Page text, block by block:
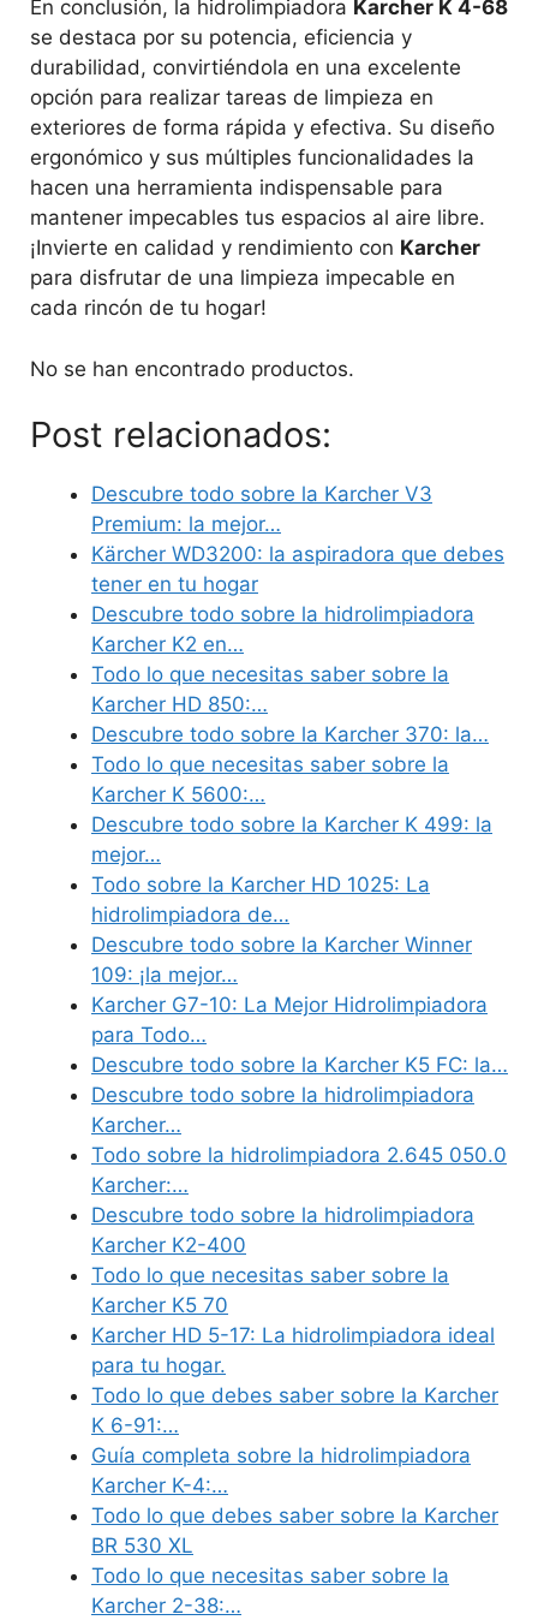
En conclusión, la hidrolimpiadora Karcher K 4-68
se destaca por su potencia, eficiencia y
durabilidad, convirtiéndola en una excelente
opción para realizar tareas de limpieza en
exteriores de forma rápida y efectiva. Su diseño
ergonómico y sus múltiples funcionalidades la
hacen una herramienta indispensable para
mantener impecables tus espacios al aire libre.
¡Invierte en calidad y rendimiento con Karcher
para disfrutar de una limpieza impecable en
cada rincón de tu hogar!
No se han encontrado productos.
Post relacionados:
Descubre todo sobre la Karcher V3
Premium: la mejor…
Kärcher WD3200: la aspiradora que debes
tener en tu hogar
Descubre todo sobre la hidrolimpiadora
Karcher K2 en…
Todo lo que necesitas saber sobre la
Karcher HD 850:…
Descubre todo sobre la Karcher 370: la…
Todo lo que necesitas saber sobre la
Karcher K 5600:…
Descubre todo sobre la Karcher K 499: la
mejor…
Todo sobre la Karcher HD 1025: La
hidrolimpiadora de…
Descubre todo sobre la Karcher Winner
109: ¡la mejor…
Karcher G7-10: La Mejor Hidrolimpiadora
para Todo…
Descubre todo sobre la Karcher K5 FC: la…
Descubre todo sobre la hidrolimpiadora
Karcher…
Todo sobre la hidrolimpiadora 2.645 050.0
Karcher:…
Descubre todo sobre la hidrolimpiadora
Karcher K2-400
Todo lo que necesitas saber sobre la
Karcher K5 70
Karcher HD 5-17: La hidrolimpiadora ideal
para tu hogar.
Todo lo que debes saber sobre la Karcher
K 6-91:…
Guía completa sobre la hidrolimpiadora
Karcher K-4:…
Todo lo que debes saber sobre la Karcher
BR 530 XL
Todo lo que necesitas saber sobre la
Karcher 2-38:…